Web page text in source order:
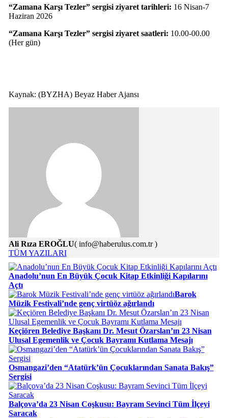
“Zamana Karşı Tezler” sergisi ziyaret tarihleri: 16 Nisan-7
Haziran 2026
“Zamana Karşı Tezler” sergisi ziyaret saatleri: 10.00-00.00
(Her gün)
Kaynak: (BYZHA) Beyaz Haber Ajansı
Ali Rıza EROĞLU( info@haberulus.com.tr )
TÜM YAZILARI
Anadolu’nun En Büyük Çocuk Kitap Etkinliği Kapılarını
Açtı
Barok
Müzik Festivali’nde genç virtüöz ağırlandı
Keçiören Belediye Başkanı Dr. Mesut Özarslan’ın 23 Nisan
Ulusal Egemenlik ve Çocuk Bayramı Kutlama Mesajı
Osmangazi’den “Atatürk’ün Çocuklarından Sanata Bakış”
Sergisi
Balçova’da 23 Nisan Coşkusu: Bayram Sevinci Tüm İlçeyi
Saracak